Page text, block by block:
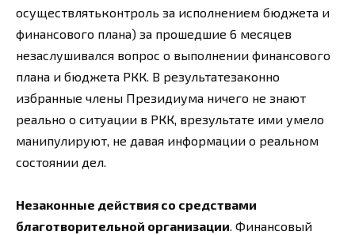
осуществлятьконтроль за исполнением бюджета и
финансового плана) за прошедшие 6 месяцев
незаслушивался вопрос о выполнении финансового
плана и бюджета РКК. В результатезаконно
избранные члены Президиума ничего не знают
реально о ситуации в РКК, врезультате ими умело
манипулируют, не давая информации о реальном
состоянии дел.
Незаконные действия со средствами
благотворительной организации. Финансовый